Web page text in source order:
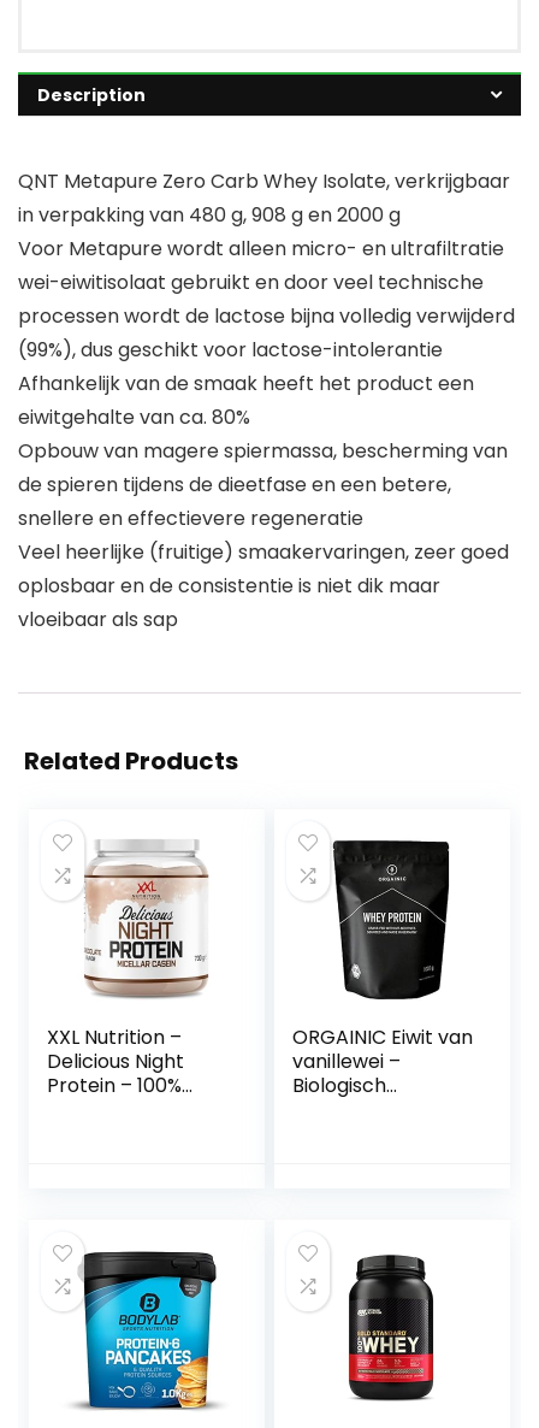
Description
QNT Metapure Zero Carb Whey Isolate, verkrijgbaar
in verpakking van 480 g, 908 g en 2000 g
Voor Metapure wordt alleen micro- en ultrafiltratie
wei-eiwitisolaat gebruikt en door veel technische
processen wordt de lactose bijna volledig verwijderd
(99%), dus geschikt voor lactose-intolerantie
Afhankelijk van de smaak heeft het product een
eiwitgehalte van ca. 80%
Opbouw van magere spiermassa, bescherming van
de spieren tijdens de dieetfase en een betere,
snellere en effectievere regeneratie
Veel heerlijke (fruitige) smaakervaringen, zeer goed
oplosbaar en de consistentie is niet dik maar
vloeibaar als sap
Related Products
XXL Nutrition –
Delicious Night
Protein – 100%
ORGAINIC Eiwit van
vanillewei –
Biologisch